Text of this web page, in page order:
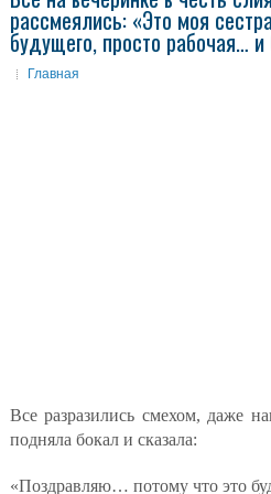
рассмеялись: «Это моя
будущего, просто рабочая…
Главная
Все разразились смехом, даже
подняла бокал и сказала:
«Поздравляю… потому что это